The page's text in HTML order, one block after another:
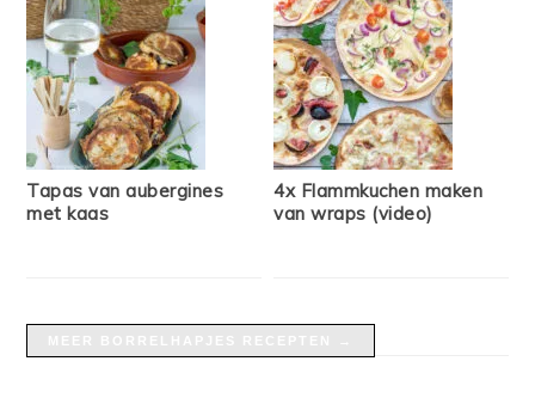
Tapas van aubergines
met kaas
4x Flammkuchen maken
van wraps (video)